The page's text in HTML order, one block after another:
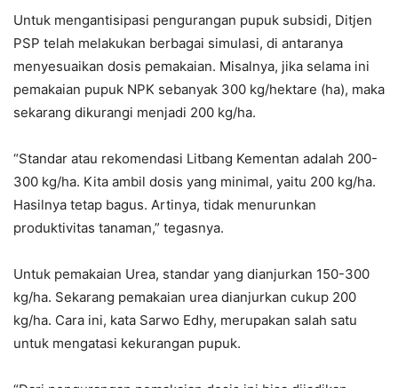
Untuk mengantisipasi pengurangan pupuk subsidi, Ditjen
PSP telah melakukan berbagai simulasi, di antaranya
menyesuaikan dosis pemakaian. Misalnya, jika selama ini
pemakaian pupuk NPK sebanyak 300 kg/hektare (ha), maka
sekarang dikurangi menjadi 200 kg/ha.
“Standar atau rekomendasi Litbang Kementan adalah 200-
300 kg/ha. Kita ambil dosis yang minimal, yaitu 200 kg/ha.
Hasilnya tetap bagus. Artinya, tidak menurunkan
produktivitas tanaman,” tegasnya.
Untuk pemakaian Urea, standar yang dianjurkan 150-300
kg/ha. Sekarang pemakaian urea dianjurkan cukup 200
kg/ha. Cara ini, kata Sarwo Edhy, merupakan salah satu
untuk mengatasi kekurangan pupuk.